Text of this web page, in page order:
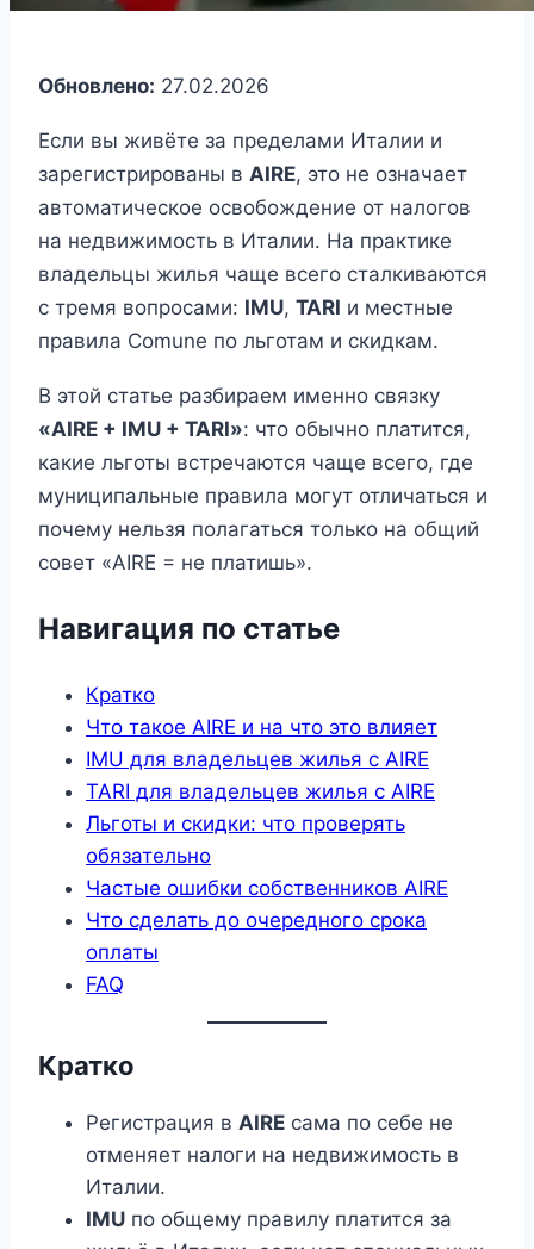
Обновлено: 27.02.2026
Если вы живёте за пределами Италии и
зарегистрированы в AIRE, это не означает
автоматическое освобождение от налогов
на недвижимость в Италии. На практике
владельцы жилья чаще всего сталкиваются
с тремя вопросами: IMU, TARI и местные
правила Comune по льготам и скидкам.
В этой статье разбираем именно связку
«AIRE + IMU + TARI»: что обычно платится,
какие льготы встречаются чаще всего, где
муниципальные правила могут отличаться и
почему нельзя полагаться только на общий
совет «AIRE = не платишь».
Навигация по статье
Кратко
Что такое AIRE и на что это влияет
IMU для владельцев жилья с AIRE
TARI для владельцев жилья с AIRE
Льготы и скидки: что проверять
обязательно
Частые ошибки собственников AIRE
Что сделать до очередного срока
оплаты
FAQ
Кратко
Регистрация в AIRE сама по себе не
отменяет налоги на недвижимость в
Италии.
IMU по общему правилу платится за